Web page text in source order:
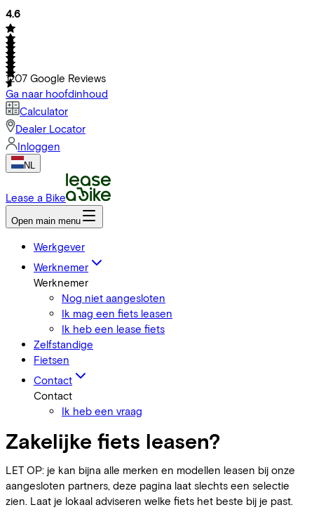
4.6
1207 Google Reviews
Ga naar hoofdinhoud
Calculator
Dealer Locator
Inloggen
NL
Lease a Bike
Open main menu
Werkgever
Werknemer
Werknemer
Nog niet aangesloten
Ik mag een fiets leasen
Ik heb een lease fiets
Zelfstandige
Fietsen
Contact
Contact
Ik heb een vraag
Zakelijke fiets leasen?
LET OP: je kan bijna alle merken en modellen leasen bij onze
aangesloten partners, deze pagina laat slechts een selectie
zien. Laat je lokaal adviseren welke fiets het beste bij je past.